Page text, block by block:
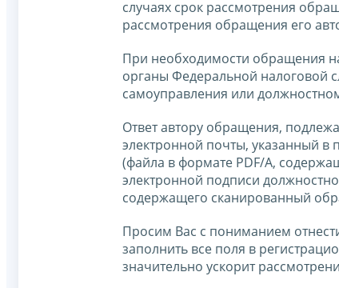
случаях срок рассмотрения
рассмотрения обращения его
При необходимости обращения
органы Федеральной налоговой
самоуправления или
Ответ автору обращения,
электронной почты, указанный в
(файла в формате PDF/A,
электронной подписи
содержащего сканированный
Просим Вас с пониманием
заполнить все поля в
значительно ускорит